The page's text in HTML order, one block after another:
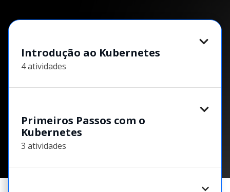
Introdução ao Kubernetes
4 atividades
Primeiros Passos com o
Kubernetes
3 atividades